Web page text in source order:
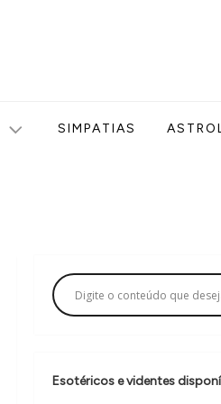
SIMPATIAS
Esotéricos e videntes